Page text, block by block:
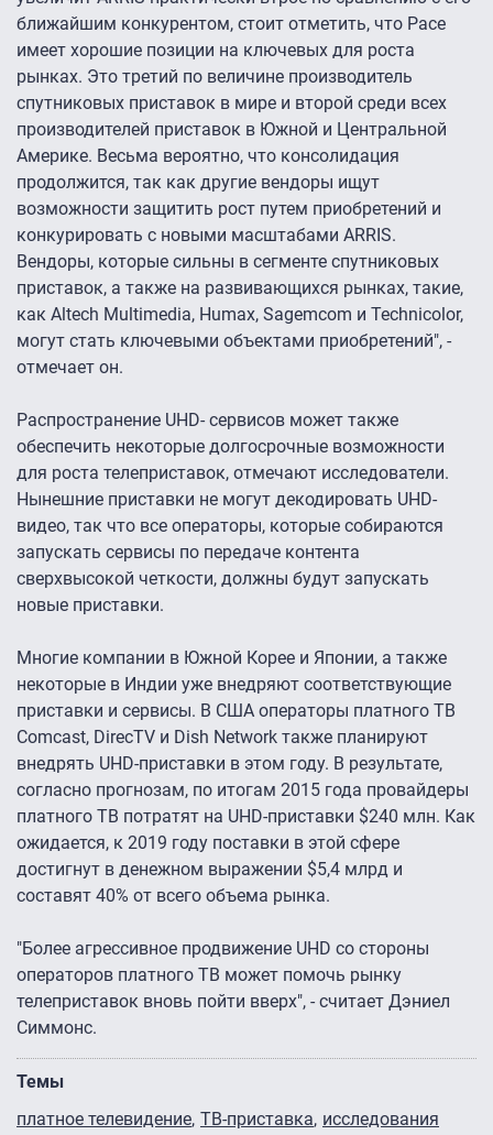
ближайшим конкурентом, стоит отметить, что Pace
имеет хорошие позиции на ключевых для роста
рынках. Это третий по величине производитель
спутниковых приставок в мире и второй среди всех
производителей приставок в Южной и Центральной
Америке. Весьма вероятно, что консолидация
продолжится, так как другие вендоры ищут
возможности защитить рост путем приобретений и
конкурировать с новыми масштабами ARRIS.
Вендоры, которые сильны в сегменте спутниковых
приставок, а также на развивающихся рынках, такие,
как Altech Multimedia, Humax, Sagemcom и Technicolor,
могут стать ключевыми объектами приобретений", -
отмечает он.
Распространение UHD- сервисов может также
обеспечить некоторые долгосрочные возможности
для роста телеприставок, отмечают исследователи.
Нынешние приставки не могут декодировать UHD-
видео, так что все операторы, которые собираются
запускать сервисы по передаче контента
сверхвысокой четкости, должны будут запускать
новые приставки.
Многие компании в Южной Корее и Японии, а также
некоторые в Индии уже внедряют соответствующие
приставки и сервисы. В США операторы платного ТВ
Comcast, DirecTV и Dish Network также планируют
внедрять UHD-приставки в этом году. В результате,
согласно прогнозам, по итогам 2015 года провайдеры
платного ТВ потратят на UHD-приставки $240 млн. Как
ожидается, к 2019 году поставки в этой сфере
достигнут в денежном выражении $5,4 млрд и
составят 40% от всего объема рынка.
"Более агрессивное продвижение UHD со стороны
операторов платного ТВ может помочь рынку
телеприставок вновь пойти вверх", - считает Дэниел
Симмонс.
Темы
платное телевидение ТВ-приставка исследования